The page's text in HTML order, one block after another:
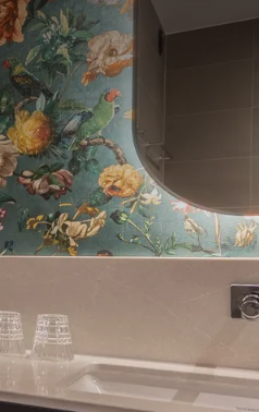
prijs
Kamerindeling
1 kamer, 2 personen
Arrangement
1 nacht